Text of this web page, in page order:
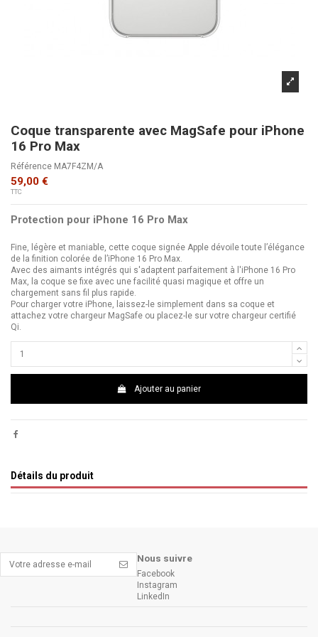
Coque transparente avec MagSafe pour iPhone
16 Pro Max
Référence MA7F4ZM/A
59,00 €
TTC
Protection pour iPhone 16 Pro Max
Fine, légère et maniable, cette coque signée Apple dévoile toute l’élégance
de la finition colorée de l’iPhone 16 Pro Max.
Avec des aimants intégrés qui s'adaptent parfaitement à l'iPhone 16 Pro
Max, la coque se fixe avec une facilité quasi magique et offre un
chargement sans fil plus rapide.
Pour charger votre iPhone, laissez-le simplement dans sa coque et
attachez votre chargeur MagSafe ou placez-le sur votre chargeur certifié
Qi.
Ajouter au panier
Détails du produit
Nous suivre
Facebook
Instagram
LinkedIn